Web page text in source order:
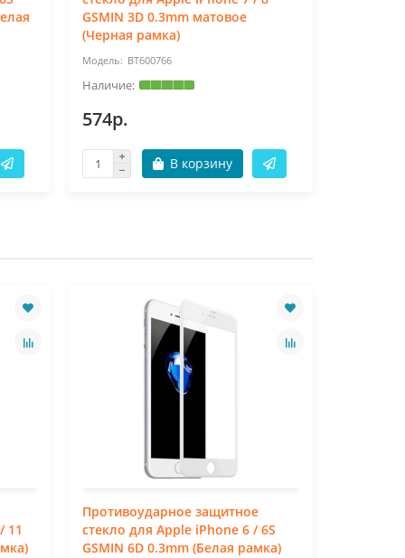
GSMIN 3D 0.3mm матовое
(Черная рамка)
BT600766
574р.
В корзину
11
Противоударное защитное
стекло для Apple iPhone 6 / 6S
GSMIN 6D 0.3mm (Белая рамка)